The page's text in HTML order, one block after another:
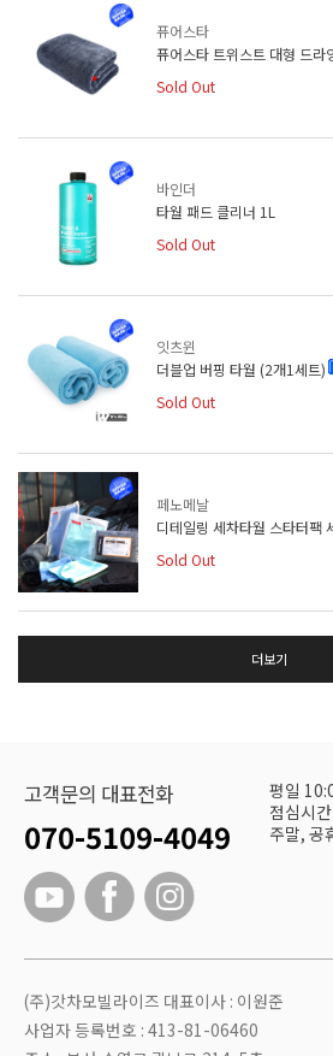
퓨어스타
퓨어스타 트위스트 대형 드라
Sold Out
바인더
타월 패드 클리너 1L
Sold Out
잇츠윈
더블업 버핑 타월 (2개1세트)
Sold Out
페노메날
디테일링 세차타월 스타터팩
Sold Out
더보기
고객문의 대표전화
070-5109-4049
평일
점심시
주말, 공
(주)갓차모빌라이즈 대표이사 : 이원준
사업자 등록번호 : 413-81-06460